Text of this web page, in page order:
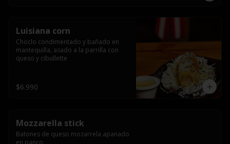
Luisiana corn
Choclo condimentado y bañado en
mantequilla, asado a la parrilla con
queso y cibullette
$6.990
Mozzarella stick
Batones de queso mozarrela apanado
en panco